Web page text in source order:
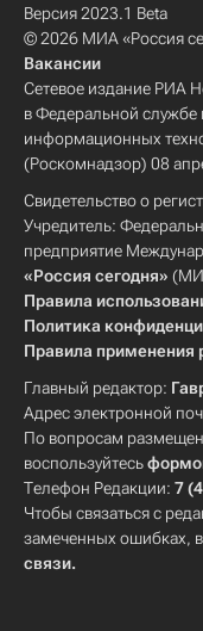
Версия 2023.1 Beta
© 2026 МИА «Россия
Вакансии
Сетевое издание РИА
в Федеральной службе
информационных
(Роскомнадзор) 08
Свидетельство о
Учредитель:
предприятие
«Россия сегодня»
Правила
Политика
Правила применения
Главный редактор:
Адрес электронной
По вопросам
воспользуйтесь
Телефон Редакции: 7
Чтобы связаться с
замеченных ошибках,
связи.